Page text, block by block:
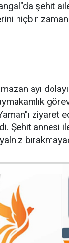
şehit
hiçbir zaman
ayı
ziyaret
Şehit